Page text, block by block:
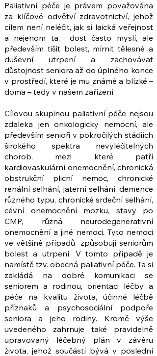
Paliativní péče je právem považována
za klíčové odvětví zdravotnictví, jehož
cílem není neléčit, jak si laická veřejnost
a nejenom ta, dost často myslí, ale
především tišit bolest, mírnit tělesné a
duševní utrpení a zachovávat
důstojnost seniora až do úplného konce
v prostředí, které je mu známé a blízké –
doma – tedy v našem zařízení.
Cílovou skupinou paliativní péče nejsou
zdaleka jen onkologicky nemocní, ale
především senioři v pokročilých stádiích
širokého spektra nevyléčitelných
chorob, mezi které patří
kardiovaskulární onemocnění, chronická
obstrukční plicní nemoc, chronické
renální selhání, jaterní selhání, demence
různého typu, chronické srdeční selhání,
cévní onemocnění mozku, stavy po
CMP, různá neurodegenerativní
onemocnění a jiné nemoci. Tyto nemoci
ve většině případů způsobují seniorům
bolest a utrpení. V tomto případě je
namístě tzv. obecná paliativní péče. Ta si
zakládá na dobré komunikaci se
seniorem a rodinou, orientaci léčby a
péče na kvalitu života, účinné léčbě
příznaků a psychosociální podpoře
seniora a jeho rodiny. Kromě výše
uvedeného zahrnuje také pravidelně
upravovaný léčebný plán v závěru
života, jehož součástí bývá v poslední